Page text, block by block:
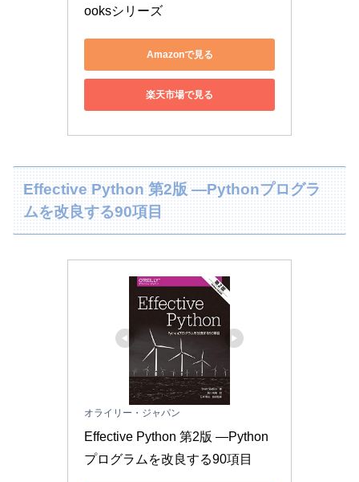
ooksシリーズ
Amazonで見る
楽天市場で見る
Effective Python 第2版 ―Pythonプログラ
ムを改良する90項目
オライリー・ジャパン
Effective Python 第2版 ―Python
プログラムを改良する90項目